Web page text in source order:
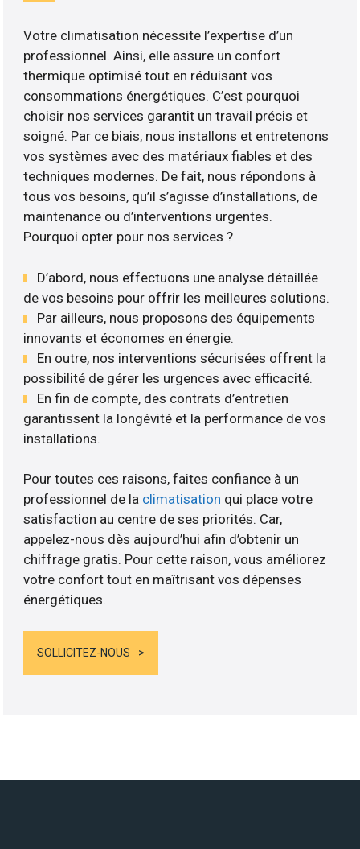
Votre climatisation nécessite l’expertise d’un
professionnel. Ainsi, elle assure un confort
thermique optimisé tout en réduisant vos
consommations énergétiques. C’est pourquoi
choisir nos services garantit un travail précis et
soigné. Par ce biais, nous installons et entretenons
vos systèmes avec des matériaux fiables et des
techniques modernes. De fait, nous répondons à
tous vos besoins, qu’il s’agisse d’installations, de
maintenance ou d’interventions urgentes.
Pourquoi opter pour nos services ?
D’abord, nous effectuons une analyse détaillée
de vos besoins pour offrir les meilleures solutions.
Par ailleurs, nous proposons des équipements
innovants et économes en énergie.
En outre, nos interventions sécurisées offrent la
possibilité de gérer les urgences avec efficacité.
En fin de compte, des contrats d’entretien
garantissent la longévité et la performance de vos
installations.
Pour toutes ces raisons, faites confiance à un
professionnel de la climatisation qui place votre
satisfaction au centre de ses priorités. Car,
appelez-nous dès aujourd’hui afin d’obtenir un
chiffrage gratis. Pour cette raison, vous améliorez
votre confort tout en maîtrisant vos dépenses
énergétiques.
SOLLICITEZ-NOUS